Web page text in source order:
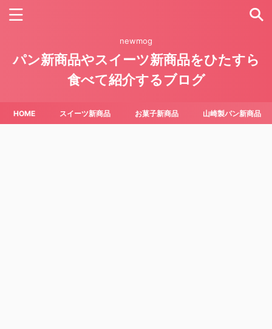
newmog
パン新商品やスイーツ新商品をひたすら
食べて紹介するブログ
HOME スイーツ新商品 お菓子新商品 山崎製パン新商品